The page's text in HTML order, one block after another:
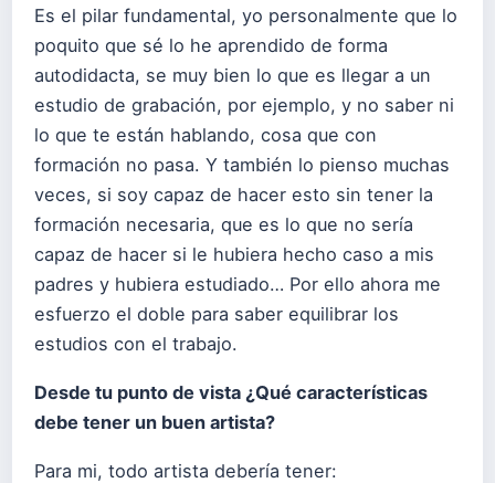
Es el pilar fundamental, yo personalmente que lo
poquito que sé lo he aprendido de forma
autodidacta, se muy bien lo que es llegar a un
estudio de grabación, por ejemplo, y no saber ni
lo que te están hablando, cosa que con
formación no pasa. Y también lo pienso muchas
veces, si soy capaz de hacer esto sin tener la
formación necesaria, que es lo que no sería
capaz de hacer si le hubiera hecho caso a mis
padres y hubiera estudiado… Por ello ahora me
esfuerzo el doble para saber equilibrar los
estudios con el trabajo.
Desde tu punto de vista ¿Qué características
debe tener un buen artista?
Para mi, todo artista debería tener: